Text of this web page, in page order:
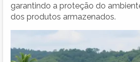
garantindo a proteção do
dos produtos armazenados.